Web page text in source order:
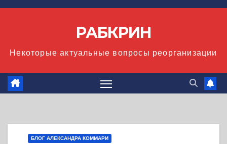
Перейти
РАБКРИН
Некоторые актуальные вопросы реорганизации
БЛОГ АЛЕКСАНДРА КОММАРИ